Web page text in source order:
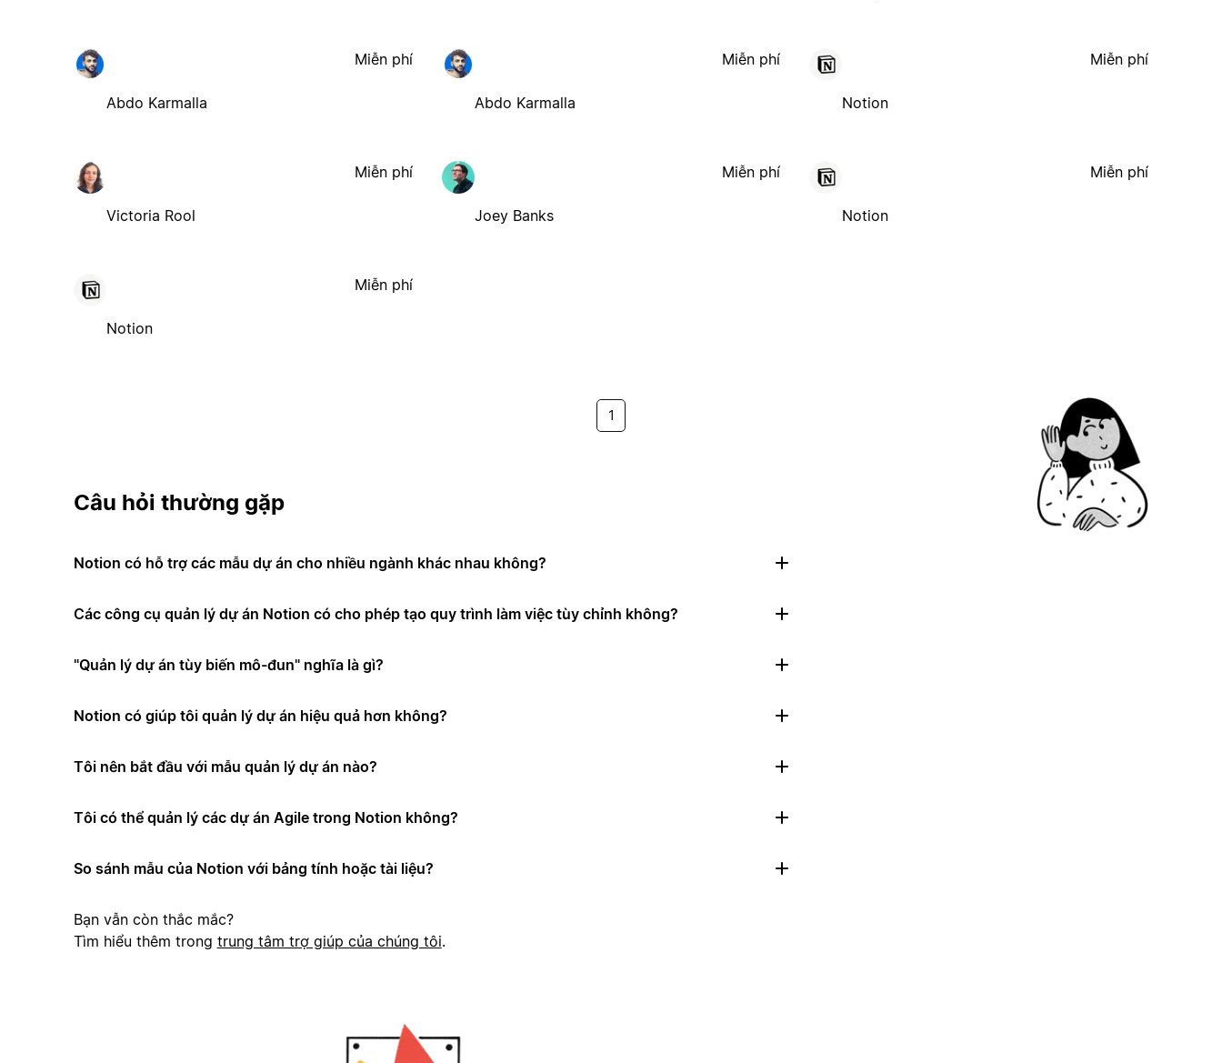
Abdo Karmalla
Miễn phí
Abdo Karmalla
Miễn phí
Notion
Miễn phí
Victoria Rool
Miễn phí
Joey Banks
Miễn phí
Notion
Miễn phí
Notion
Miễn phí
1
Câu hỏi thường gặp
Notion có hỗ trợ các mẫu dự án cho nhiều ngành khác nhau không?
Các công cụ quản lý dự án Notion có cho phép tạo quy trình làm việc tùy chỉnh không?
"Quản lý dự án tùy biến mô-đun" nghĩa là gì?
Notion có giúp tôi quản lý dự án hiệu quả hơn không?
Tôi nên bắt đầu với mẫu quản lý dự án nào?
Tôi có thể quản lý các dự án Agile trong Notion không?
So sánh mẫu của Notion với bảng tính hoặc tài liệu?
Bạn vẫn còn thắc mắc?
Tìm hiểu thêm trong trung tâm trợ giúp của chúng tôi.